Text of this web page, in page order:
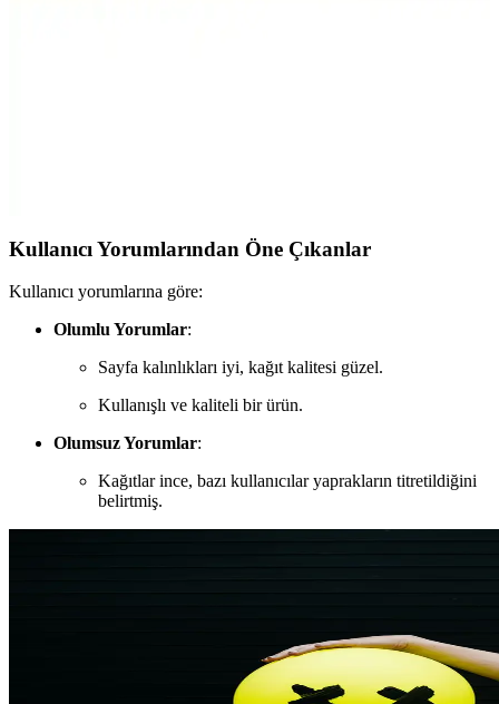
Kullanıcı Yorumlarından Öne Çıkanlar
Kullanıcı yorumlarına göre:
Olumlu Yorumlar:
Sayfa kalınlıkları iyi, kağıt kalitesi güzel.
Kullanışlı ve kaliteli bir ürün.
Olumsuz Yorumlar:
Kağıtlar ince, bazı kullanıcılar yaprakların titretildiğini
belirtmiş.